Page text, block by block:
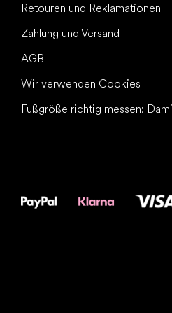
Retouren und Reklamationen
Zahlung und Versand
AGB
Wir verwenden Cookies
Fußgröße richtig messen: